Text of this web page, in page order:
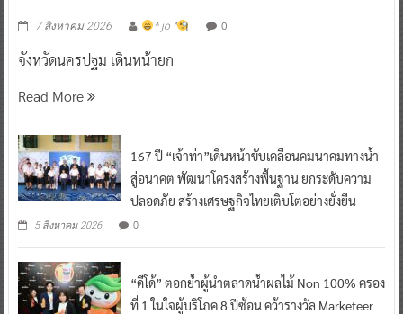
7 สิงหาคม 2026 ^ jo ^ 0
จังหวัดนครปฐม เดินหน้ายก
Read More
167 ปี “เจ้าท่า”เดินหน้าขับเคลื่อนคมนาคมทางน้ำ
สู่อนาคต พัฒนาโครงสร้างพื้นฐาน ยกระดับความ
ปลอดภัย สร้างเศรษฐกิจไทยเติบโตอย่างยั่งยืน
5 สิงหาคม 2026 0
“ดีโด้” ตอกย้ำผู้นำตลาดน้ำผลไม้ Non 100% ครอง
ที่ 1 ในใจผู้บริโภค 8 ปีซ้อน คว้ารางวัล Marketeer